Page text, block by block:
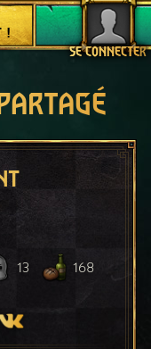
SE CONNECTER
!
partagé
13 168